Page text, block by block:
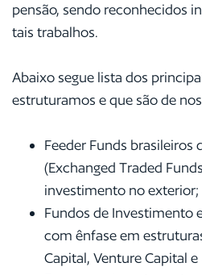
pensão, sendo reconhecidos
tais trabalhos.
Abaixo segue lista dos
estruturamos e que são de
Feeder Funds brasileiros
(Exchanged Traded
investimento no exterior;
Fundos de Investimento
com ênfase em
Capital, Venture Capital